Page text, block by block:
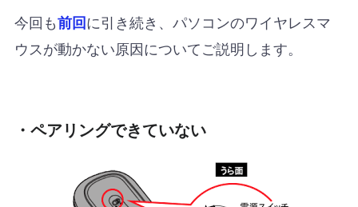
今回も前回に引き続き、パソコンのワイヤレスマ
ウスが動かない原因についてご説明します。
・ペアリングできていない